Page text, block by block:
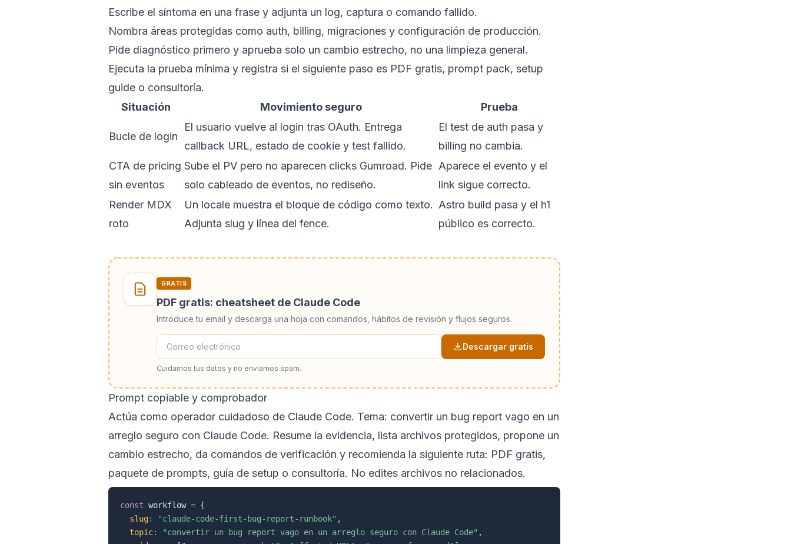
Escribe el síntoma en una frase y adjunta un log, captura o comando fallido.
Nombra áreas protegidas como auth, billing, migraciones y configuración de producción.
Pide diagnóstico primero y aprueba solo un cambio estrecho, no una limpieza general.
Ejecuta la prueba mínima y registra si el siguiente paso es PDF gratis, prompt pack, setup
guide o consultoría.
Situación
Movimiento seguro Prueba
Bucle de login
El usuario vuelve al login tras OAuth. Entrega
callback URL, estado de cookie y test fallido.
El test de auth pasa y
billing no cambia.
CTA de pricing
sin eventos
Sube el PV pero no aparecen clicks Gumroad. Pide
solo cableado de eventos, no rediseño.
Aparece el evento y el
link sigue correcto.
Render MDX
roto
Un locale muestra el bloque de código como texto.
Adjunta slug y línea del fence.
Astro build pasa y el h1
público es correcto.
GRATIS
PDF gratis: cheatsheet de Claude Code
Introduce tu email y descarga una hoja con comandos, hábitos de revisión y flujos seguros.
Descargar gratis
Cuidamos tus datos y no enviamos spam.
Prompt copiable y comprobador
Actúa como operador cuidadoso de Claude Code. Tema: convertir un bug report vago en un
arreglo seguro con Claude Code. Resume la evidencia, lista archivos protegidos, propone un
cambio estrecho, da comandos de verificación y recomienda la siguiente ruta: PDF gratis,
paquete de prompts, guía de setup o consultoría. No edites archivos no relacionados.
const workflow = {
slug: "claude-code-first-bug-report-runbook" ,
topic: "convertir un bug report vago en un arreglo seguro con Claude Code" ,